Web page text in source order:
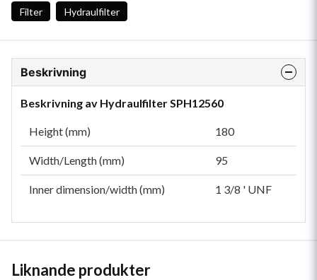
Filter Hydraulfilter
Beskrivning
Beskrivning av Hydraulfilter SPH12560
Height (mm) 180
Width/Length (mm) 95
Inner dimension/width (mm) 1 3/8 ' UNF
Liknande produkter